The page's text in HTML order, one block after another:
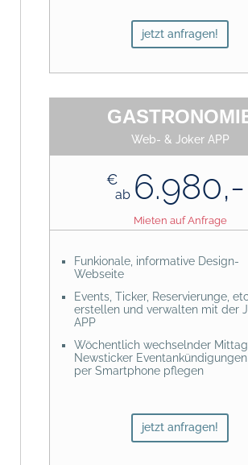
jetzt anfragen!
Web- & Joker APP
€
ab 6.980,-
Mieten auf Anfrage
Funkionale, informative Design-
Webseite
Events, Ticker, Reservierunge,
erstellen und verwalten mit der
APP
Wöchentlich wechselnder
Newsticker
per Smartphone pflegen
jetzt anfragen!